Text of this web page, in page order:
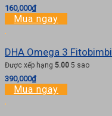
160,000₫
Mua ngay
DHA Omega 3 Fitobimbi
Được xếp hạng 5.00 5 sao
390,000₫
Mua ngay